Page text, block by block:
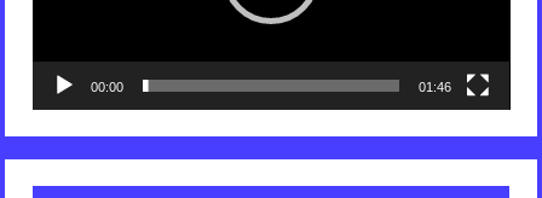
00:00 01:46